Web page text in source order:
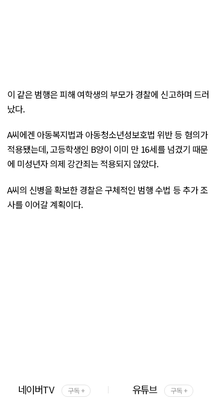
이 같은 범행은 피해 여학생의 부모가 경찰에 신고하며 드러
났다.
A씨에겐 아동복지법과 아동청소년성보호법 위반 등 혐의가
적용됐는데, 고등학생인 B양이 이미 만 16세를 넘겼기 때문
에 미성년자 의제 강간죄는 적용되지 않았다.
A씨의 신병을 확보한 경찰은 구체적인 범행 수법 등 추가 조
사를 이어갈 계획이다.
네이버TV 구독 + 유튜브 구독 +